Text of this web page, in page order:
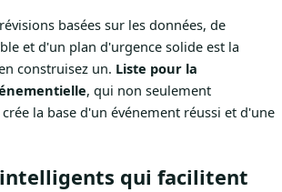
basées sur les données, de
et d'un plan d'urgence solide est la
construisez un. Liste pour la
, qui non seulement
la base d'un événement réussi et d'une
qui facilitent